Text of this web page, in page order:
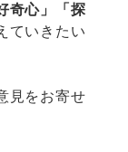
奇心」「探
ていきたい
見をお寄せ